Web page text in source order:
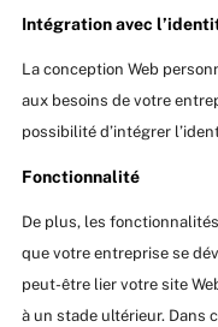
Intégration avec
La conception Web
aux besoins de votre
possibilité d’intégrer
Fonctionnalité
De plus, les
que votre entreprise se
peut-être lier votre site
à un stade ultérieur. Dans